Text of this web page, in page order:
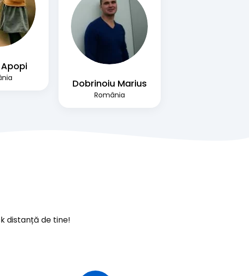
Dobrinoiu Marius
România
distanță de tine!